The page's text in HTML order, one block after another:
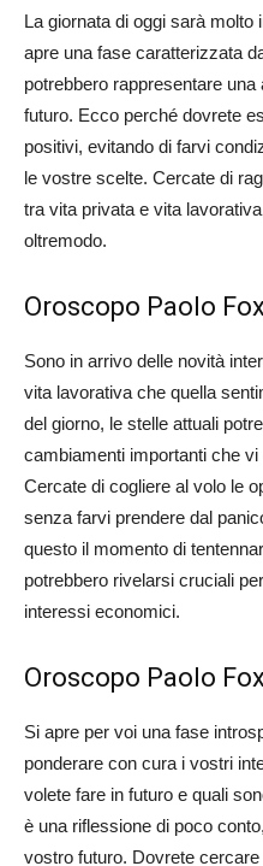
La giornata di oggi sarà
apre una fase caratterizzata
potrebbero rappresentare
futuro. Ecco perché dovrete
positivi, evitando di farvi
le vostre scelte. Cercate di
tra vita privata e vita
oltremodo.
Oroscopo Paolo
Sono in arrivo delle novità
vita lavorativa che quella
del giorno, le stelle attuali
cambiamenti importanti che
Cercate di cogliere al volo le
senza farvi prendere dal
questo il momento di
potrebbero rivelarsi cruciali
interessi economici.
Oroscopo Paolo
Si apre per voi una fase
ponderare con cura i vostri
volete fare in futuro e quali
è una riflessione di poco
vostro futuro. Dovrete